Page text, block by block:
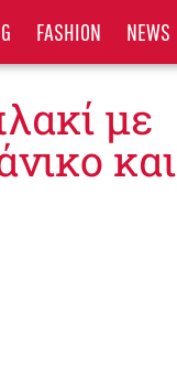
FASHION NEWS
με
και